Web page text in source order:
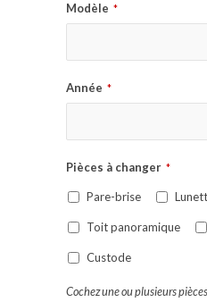
Modèle *
Année *
Pièces à changer *
Pare-brise
Toit panoramique
Custode
Cochez une ou plusieurs